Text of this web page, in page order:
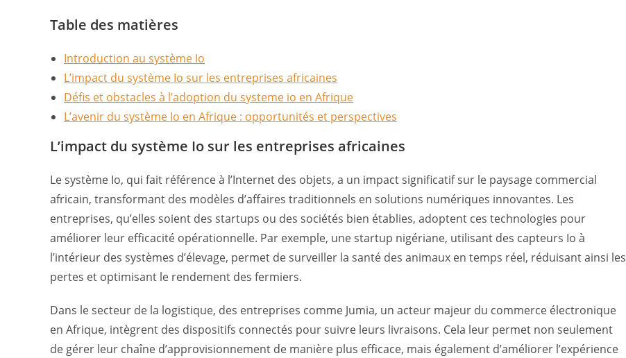
Table des matières
Introduction au système Io
L’impact du système Io sur les entreprises africaines
Défis et obstacles à l’adoption du systeme io en Afrique
L’avenir du système Io en Afrique : opportunités et perspectives
L’impact du système Io sur les entreprises africaines
Le système Io, qui fait référence à l’Internet des objets, a un impact significatif sur le paysage commercial
africain, transformant des modèles d’affaires traditionnels en solutions numériques innovantes. Les
entreprises, qu’elles soient des startups ou des sociétés bien établies, adoptent ces technologies pour
améliorer leur efficacité opérationnelle. Par exemple, une startup nigériane, utilisant des capteurs Io à
l’intérieur des systèmes d’élevage, permet de surveiller la santé des animaux en temps réel, réduisant ainsi les
pertes et optimisant le rendement des fermiers.
Dans le secteur de la logistique, des entreprises comme Jumia, un acteur majeur du commerce électronique
en Afrique, intègrent des dispositifs connectés pour suivre leurs livraisons. Cela leur permet non seulement
de gérer leur chaîne d’approvisionnement de manière plus efficace, mais également d’améliorer l’expérience